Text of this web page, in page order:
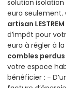
solution isolation
euro
artisan
d’impôt pour
euro à régler à
combles perdus
votre espace
bénéficier : -